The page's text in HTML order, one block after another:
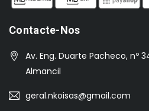
Contacte-Nos
Av. Eng. Duarte Pacheco, nº
Almancil
geral.nkoisas@gmail.com